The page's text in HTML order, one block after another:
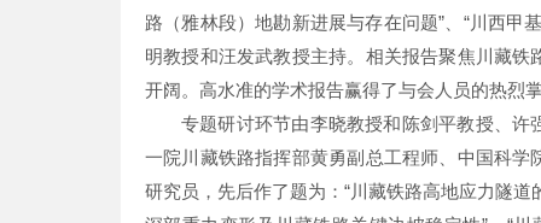
路（雅林段）地勘新进展与存在问题”、“川西甲
明教授和汪发武教授主持。相关报告聚焦川藏
开阔。高水准的学术报告赢得了与会人员的热烈
专题研讨环节由李晓教授和陈剑平教授、
一院川藏铁路指挥部黄勇副总工程师、中国科
研究员，先后作了题为：“川藏铁路高地应力隧道